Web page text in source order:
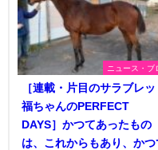
ニュース・ブ
［連載・片目のサラブレッ
福ちゃんのPERFECT
DAYS］かつてあったもの
は、これからもあり、かつ